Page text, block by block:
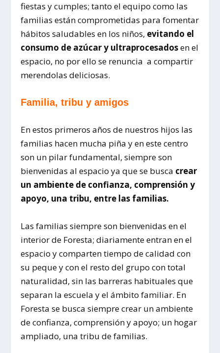
fiestas y cumples; tanto el equipo como las
familias están comprometidas para fomentar
hábitos saludables en los niños, evitando el
consumo de azúcar y ultraprocesadosen el
espacio, no por ello se renuncia a compartir
merendolas deliciosas.
Familia, tribu y amigos
En estos primeros años de nuestros hijos las
familias hacen mucha piña y en este centro
son un pilar fundamental, siempre son
bienvenidas al espacio ya que se busca crear
un ambiente de confianza, comprensión y
apoyo, una tribu, entre las familias.
Las familias siempre son bienvenidas en el
interior de Foresta; diariamente entran en el
espacio y comparten tiempo de calidad con
su peque y con el resto del grupo con total
naturalidad, sin las barreras habituales que
separan la escuela y el ámbito familiar. En
Foresta se busca siempre crear un ambiente
de confianza, comprensión y apoyo; un hogar
ampliado, una tribu de familias.